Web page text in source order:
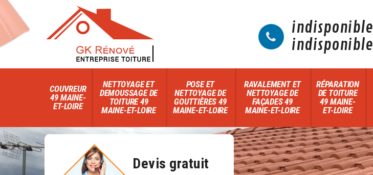
indisponible
indisponible
COUVREUR
49 MAINE-
ET-LOIRE
NETTOYAGE ET
DEMOUSSAGE DE
TOITURE 49
MAINE-ET-LOIRE
POSE ET
NETTOYAGE DE
GOUTTIÈRES 49
MAINE-ET-LOIRE
RAVALEMENT ET
NETTOYAGE DE
FAÇADES 49
MAINE-ET-LOIRE
RÉPARATION
DE TOITURE
49 MAINE-
ET-LOIRE
Devis gratuit